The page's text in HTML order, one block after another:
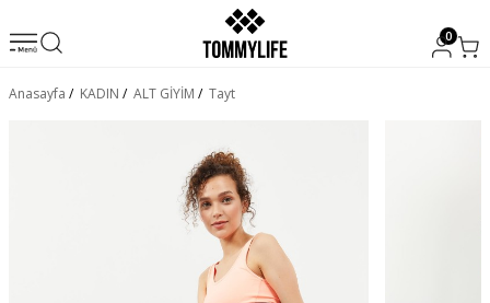
0
Anasayfa / KADIN / ALT GİYİM / Tayt